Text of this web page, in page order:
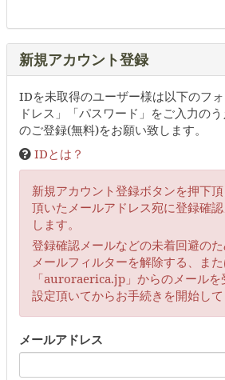
新規アカウント登録
IDを未取得のユーザー様は以下のフ
ドレス」「パスワード」をご入力の
のご登録(無料)をお願い致します。
IDとは？
新規アカウント登録ボタンを押下
頂いたメールアドレス宛に登録確
します。
登録確認メールなどの未着回避の
メールフィルターを解除する、ま
「auroraerica.jp」からのメールを
設定頂いてからお手続きを開始して
メールアドレス